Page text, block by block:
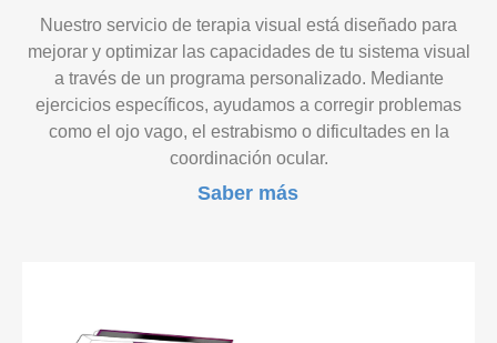
Nuestro servicio de terapia visual está diseñado para
mejorar y optimizar las capacidades de tu sistema visual
a través de un programa personalizado. Mediante
ejercicios específicos, ayudamos a corregir problemas
como el ojo vago, el estrabismo o dificultades en la
coordinación ocular.
Saber más